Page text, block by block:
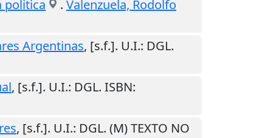
politica
. Valenzuela, Rodolfo
Argentinas, [s.f.]. U.I.: DGL.
, [s.f.]. U.I.: DGL. ISBN:
, [s.f.]. U.I.: DGL. (M) TEXTO NO